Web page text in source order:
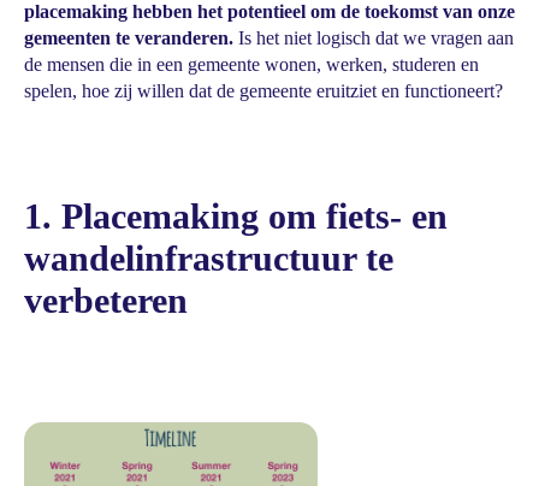
placemaking hebben het potentieel om de toekomst van onze
gemeenten te veranderen. Is het niet logisch dat we vragen aan
de mensen die in een gemeente wonen, werken, studeren en
spelen, hoe zij willen dat de gemeente eruitziet en functioneert?
1. Placemaking om fiets- en
wandelinfrastructuur te
verbeteren